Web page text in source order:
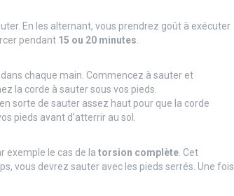
En les alternant, vous prendrez goût à exécuter
pendant 15 ou 20 minutes
chaque main. Commencez à sauter et
la corde à sauter sous vos pieds.
sorte de sauter assez haut pour que la corde
pieds avant d’atterrir au sol.
exemple le cas de la torsion complète. Cet
vous devrez sauter avec les pieds serrés. Une fois